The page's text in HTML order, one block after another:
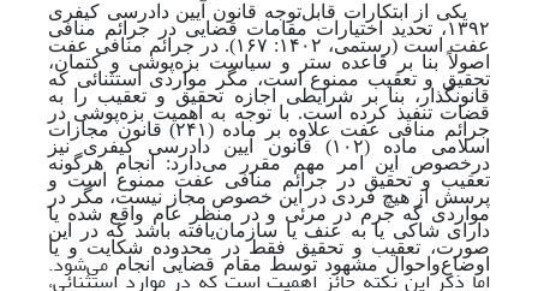
یکی از ابتکارات قابل‌توجه قانون آیین دادرسی کیفری
۱۳۹۲، تحدید اختیارات مقامات قضایی در جرائم منافی
عفت است (رستمی، ۱۴۰۲: ۱۶۷).
در جرائم منافی عفت
اصولاً بنا بر قاعده ستر و سیاست بزه‌پوشی و کتمان،
تحقیق و تعقیب ممنوع است، مگر مواردی استثنائی که
قانونگذار، بنا بر شرایطی اجازه تحقیق و تعقیب را به
قضات تنفیذ کرده‌ است. با توجه ‌به اهمیت بزه‌پوشی در
جرائم منافی عفت علاوه بر ماده (۲۴۱) قانون مجازات
اسلامی ماده (۱۰۲) قانون آیین دادرسی کیفری نیز
درخصوص این امر مهم مقرر می‌دارد: انجام هرگونه
تعقیب و تحقیق در جرائم منافی عفت ممنوع است و
پرسش از هیچ فردی در این خصوص مجاز نیست، مگر در
مواردی که جرم در مرئی و در منظر عام واقع شده یا
دارای شاکی یا به عنف یا سازمان‌یافته باشد که در این
صورت، تعقیب و تحقیق فقط در محدوده شکایت و یا
اوضاع‌واحوال مشهود توسط مقام قضایی انجام می‌شود.
اما ذکر این نکته حائز اهمیت است که در موارد استثنائی،